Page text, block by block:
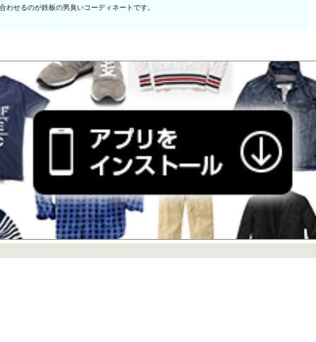
せるのが鉄板の男臭いコーディネートです。